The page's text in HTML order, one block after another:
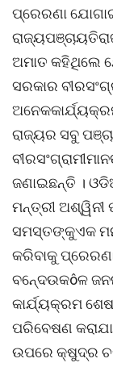
ପ୍ରେରଣା
ଅମାତ କହିଥିଲେ
ସରକାର
ରାଜ୍ୟର ସବୁ
ଜଣାଇଛନ୍ତି ।
ମନ୍ତ୍ରୀ ଅଶ୍ୱିନୀ
ସମସ୍ତଙ୍କୁଏକ ମନ
କରିବାକୁ
ବନେ୍ଦଉକôଳ
କାର୍ଯ୍ୟକ୍ରମ
ପରିବେଷଣ
ଉପରେ କ୍ଷୁଦ୍ର